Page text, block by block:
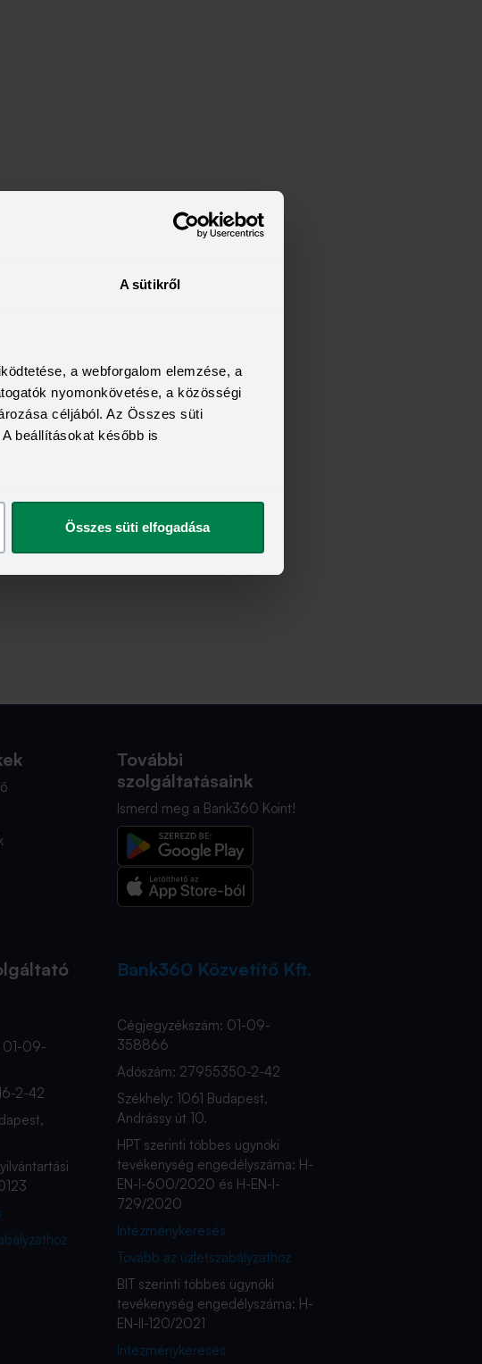
A sütikről
a webforgalom elemzése, a
nyomonkövetése, a közösségi
céljából. Az Összes süti
beállításokat később is
Összes süti elfogadása
További
szolgáltatásaink
Ismerd meg a Bank360 Koint!
01-09-
2-42
Bank360 Közvetítő Kft.
Cégjegyzékszám: 01-09-
358866
Adószám: 27955350-2-42
Székhely: 1061 Budapest,
Andrássy út 10.
HPT szerinti többes ügynöki
tevékenység engedélyszáma: H-
EN-I-600/2020 és H-EN-I-
729/2020
Intézménykeresés
Tovább az üzletszabályzathoz
BIT szerinti többes ügynöki
tevékenység engedélyszáma: H-
EN-II-120/2021
Intézménykeresés